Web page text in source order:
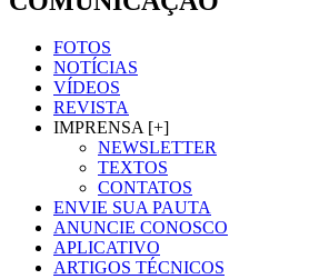
FOTOS
NOTÍCIAS
VÍDEOS
REVISTA
IMPRENSA [+]
NEWSLETTER
TEXTOS
CONTATOS
ENVIE SUA PAUTA
ANUNCIE CONOSCO
APLICATIVO
ARTIGOS TÉCNICOS